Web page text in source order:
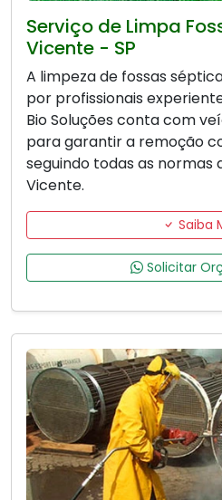
Serviço de Limpa
Vicente - SP
A limpeza de fossas
por profissionais
Bio Soluções conta com
para garantir a remoção
seguindo todas as normas
Vicente.
Saiba
Solicitar